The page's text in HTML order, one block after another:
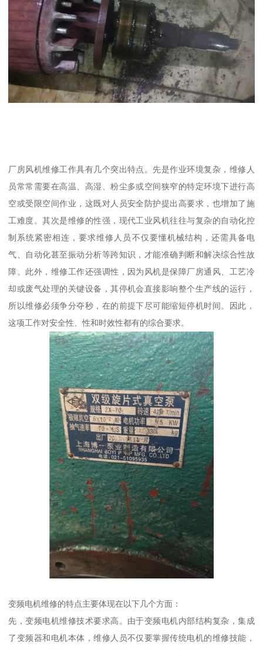
厂房风机维修工作具有几个突出特点。先是作业环境复杂，维修人
员常常需要在高温、高湿、粉尘多或空间狭窄的特定环境下进行高
空或受限空间作业，这既对人员安全防护提出高要求，也增加了施
工难度。其次是维修的性强，现代工业风机往往与复杂的自动化控
制系统紧密相连，要求维修人员不仅要懂机械结构，还需具备电
气、自动化甚至振动分析等跨知识，才能准确判断和解决综合性故
障。此外，维修工作还强调性，因为风机是保障厂房通风、工艺冷
却或废气处理的关键设备，其停机会直接影响整个生产线的运行，
所以维修必须争分夺秒，在的前提下尽可能缩短停机时间。因此，
这项工作对安全性、性和时效性都有的综合要求。
变频电机维修的特点主要体现在以下几个方面：
先，变频电机维修技术要求高。由于变频电机内部结构复杂，集成
了变频器和电机本体，维修人员不仅要掌握传统电机的维修技能，